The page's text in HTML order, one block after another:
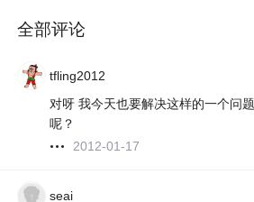
全部评论
tfling2012
对呀 我今天也要解决这样的一个问
呢？
2012-01-17
seai